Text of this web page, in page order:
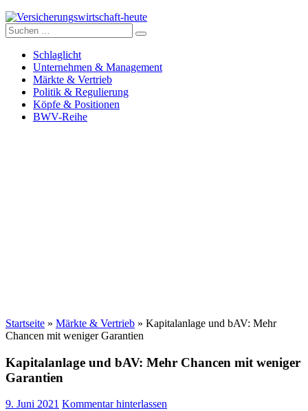
Versicherungswirtschaft-heute
Suche
nach:
Schlaglicht
Unternehmen & Management
Märkte & Vertrieb
Politik & Regulierung
Köpfe & Positionen
BWV-Reihe
Startseite » Märkte & Vertrieb » Kapitalanlage und bAV: Mehr
Chancen mit weniger Garantien
Kapitalanlage und bAV: Mehr Chancen mit weniger
Garantien
9. Juni 2021 Kommentar hinterlassen